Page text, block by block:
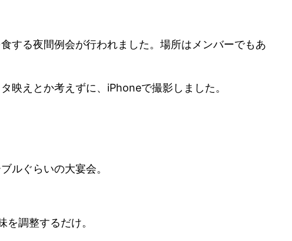
する夜間例会が行われました。場所はメンバーでもあ
映えとか考えずに、iPhoneで撮影しました。
ルぐらいの大宴会。
調整するだけ。